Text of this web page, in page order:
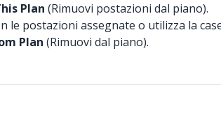
Plan (Rimuovi postazioni dal piano).
le postazioni assegnate o utilizza la
Plan (Rimuovi dal piano).